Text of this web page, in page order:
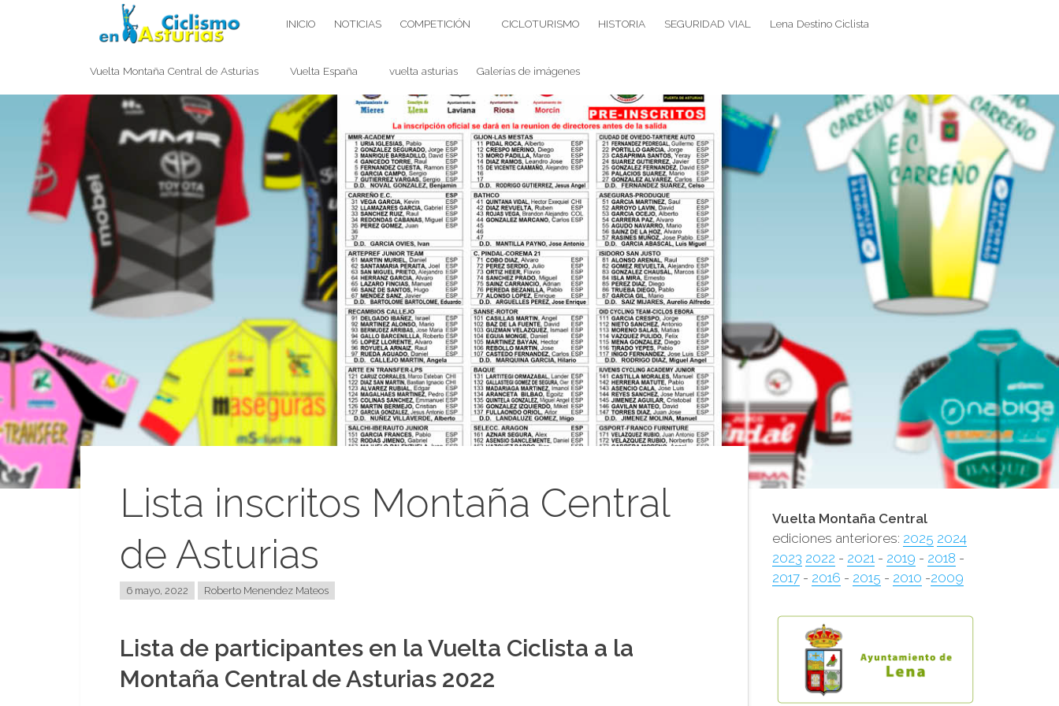
CICLISMO EN ASTURIAS INICIO NOTICIAS COMPETICIÓN CICLOTURISMO HISTORIA SEGURIDAD VIAL Lena Destino Ciclista
Vuelta Montaña Central de Asturias Vuelta España vuelta asturias Galerías de imágenes
Lista inscritos Montaña Central
de Asturias
6 mayo, 2022 Roberto Menendez Mateos
Lista de participantes en la Vuelta Ciclista a la
Montaña Central de Asturias 2022
Vuelta Montaña Central
ediciones anteriores: 2025 2024
2023 2022 - 2021 - 2019 - 2018 -
2017- 2016 - 2015 - 2010 -2009